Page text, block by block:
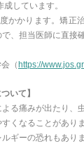
しています。
かかります。矯正
、担当医師に直接
（ https://
いて】
る痛みが出たり、
くなることがあり
ギーの恐れもあり